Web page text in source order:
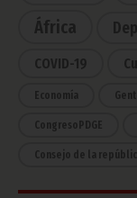
África
COVID-19
Economía
CongresoPDGE
Consejo de la